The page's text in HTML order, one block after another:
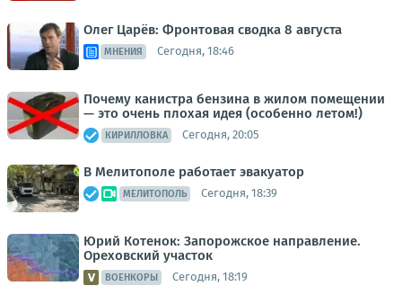
Олег Царёв: Фронтовая сводка 8 августа
МНЕНИЯ Сегодня, 18:46
Почему канистра бензина в жилом помещении
— это очень плохая идея (особенно летом!)
КИРИЛЛОВКА Сегодня, 20:05
В Мелитополе работает эвакуатор
МЕЛИТОПОЛЬ Сегодня, 18:39
Юрий Котенок: Запорожское направление.
Ореховский участок
ВОЕНКОРЫ Сегодня, 18:19